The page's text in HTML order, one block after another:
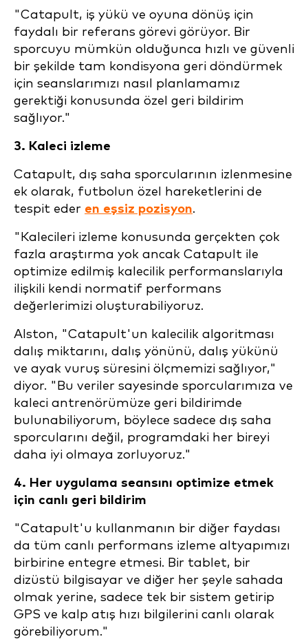
"Catapult, iş yükü ve oyuna dönüş için
faydalı bir referans görevi görüyor. Bir
sporcuyu mümkün olduğunca hızlı ve güvenli
bir şekilde tam kondisyona geri döndürmek
için seanslarımızı nasıl planlamamız
gerektiği konusunda özel geri bildirim
sağlıyor."
3. Kaleci izleme
Catapult, dış saha sporcularının izlenmesine
ek olarak, futbolun özel hareketlerini de
tespit eder en eşsiz pozisyon.
"Kalecileri izleme konusunda gerçekten çok
fazla araştırma yok ancak Catapult ile
optimize edilmiş kalecilik performanslarıyla
ilişkili kendi normatif performans
değerlerimizi oluşturabiliyoruz.
Alston, "Catapult'un kalecilik algoritması
dalış miktarını, dalış yönünü, dalış yükünü
ve ayak vuruş süresini ölçmemizi sağlıyor,"
diyor. "Bu veriler sayesinde sporcularımıza ve
kaleci antrenörümüze geri bildirimde
bulunabiliyorum, böylece sadece dış saha
sporcularını değil, programdaki her bireyi
daha iyi olmaya zorluyoruz."
4. Her uygulama seansını optimize etmek
için canlı geri bildirim
"Catapult'u kullanmanın bir diğer faydası
da tüm canlı performans izleme altyapımızı
birbirine entegre etmesi. Bir tablet, bir
dizüstü bilgisayar ve diğer her şeyle sahada
olmak yerine, sadece tek bir sistem getirip
GPS ve kalp atış hızı bilgilerini canlı olarak
görebiliyorum."